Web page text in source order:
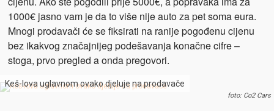
1000€ jasno vam je da to više nije auto za pet soma eura.
Mnogi prodavači će se fiksirati na ranije pogođenu cijenu
bez ikakvog značajnijeg podešavanja konačne cifre –
stoga, prvo pregled a onda pregovori.
Keš-lova uglavnom ovako djeluje na prodavače
foto: Co2 Cars